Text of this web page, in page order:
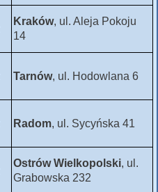
Kraków, ul. Aleja Pokoju
14
Tarnów, ul. Hodowlana 6
Radom, ul. Sycyńska 41
Ostrów Wielkopolski, ul.
Grabowska 232